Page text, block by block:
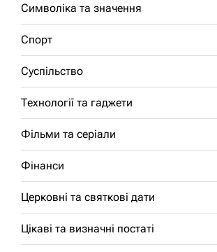
Символіка та значення
Спорт
Суспільство
Технології та гаджети
Фільми та серіали
Фінанси
Церковні та святкові дати
Цікаві та визначні постаті